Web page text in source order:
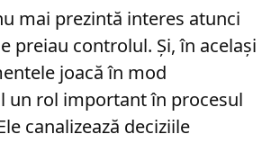
mai prezintă interes atunci
preiau controlul. Și, în același
joacă în mod
un rol important în procesul
canalizează deciziile